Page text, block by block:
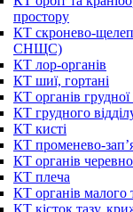
простору
КТ скронево-
СНЩС)
КТ лор-органів
КТ шиї, гортані
КТ органів грудної
КТ грудного
КТ кисті
КТ променево-
КТ органів
КТ плеча
КТ органів
КТ кісток тазу,